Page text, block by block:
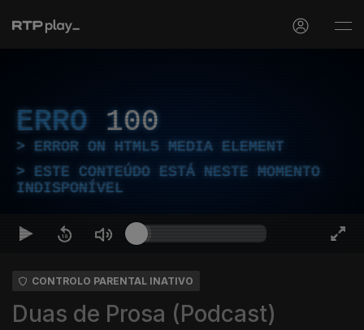
ERRO 100
ERROR ON HTML5 MEDIA ELEMENT
ESTE CONTEÚDO ESTÁ NESTE MOMENTO
INDISPONÍVEL
CONTROLO PARENTAL INATIVO
Duas de Prosa (Podcast)